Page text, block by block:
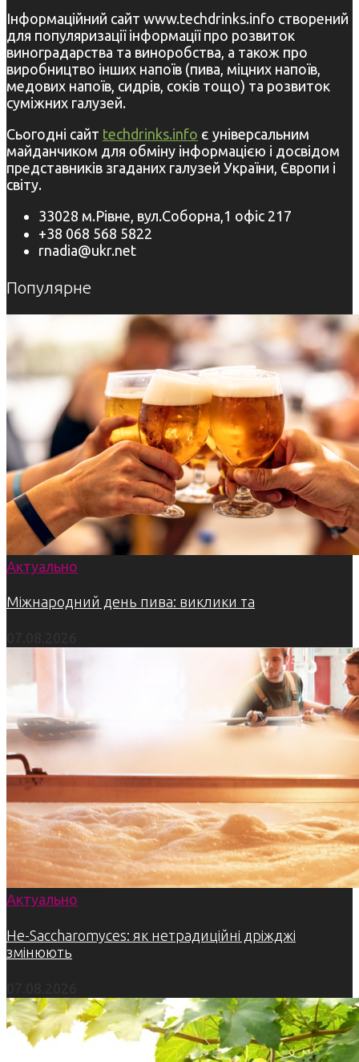
Інформаційний сайт www.techdrinks.info створений
для популяризації інформації про розвиток
виноградарства та виноробства, а також про
виробництво інших напоїв (пива, міцних напоїв,
медових напоїв, сидрів, соків тощо) та розвиток
суміжних галузей.
Сьогодні сайт techdrinks.info є універсальним
майданчиком для обміну інформацією і досвідом
представників згаданих галузей України, Європи і
світу.
33028 м.Рівне, вул.Соборна,1 офіс 217
+38 068 568 5822
rnadia@ukr.net
Популярне
Актуально
Міжнародний день пива: виклики та
Актуально
Не-Saccharomyces: як нетрадиційні дріжджі
змінюють